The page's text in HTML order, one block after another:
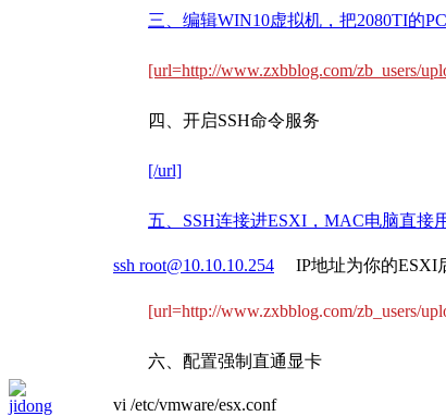
jidong
三、编辑WIN10虚拟机，把2080TI的
[url=http://www.zxbblog.com/zb_users/
四、开启SSH命令服务
[/url]
五、SSH连接进ESXI，MAC电脑直接
ssh root@10.10.10.254 IP地址为你的ESXI
[url=http://www.zxbblog.com/zb_users/
六、配置强制直通显卡
vi /etc/vmware/esx.conf